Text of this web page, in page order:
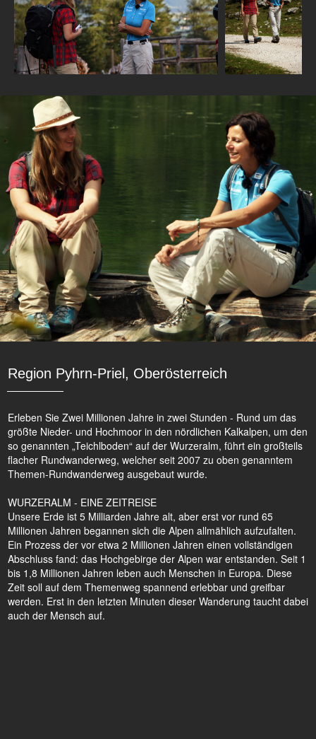
Region Pyhrn-Priel, Oberösterreich
Erleben Sie Zwei Millionen Jahre in zwei Stunden - Rund um das
größte Nieder- und Hochmoor in den nördlichen Kalkalpen, um den
so genannten „Teichlboden“ auf der Wurzeralm, führt ein großteils
flacher Rundwanderweg, welcher seit 2007 zu oben genanntem
Themen-Rundwanderweg ausgebaut wurde.
WURZERALM - EINE ZEITREISE
Unsere Erde ist 5 Milliarden Jahre alt, aber erst vor rund 65
Millionen Jahren begannen sich die Alpen allmählich aufzufalten.
Ein Prozess der vor etwa 2 Millionen Jahren einen vollständigen
Abschluss fand: das Hochgebirge der Alpen war entstanden. Seit 1
bis 1,8 Millionen Jahren leben auch Menschen in Europa. Diese
Zeit soll auf dem Themenweg spannend erlebbar und greifbar
werden. Erst in den letzten Minuten dieser Wanderung taucht dabei
auch der Mensch auf.